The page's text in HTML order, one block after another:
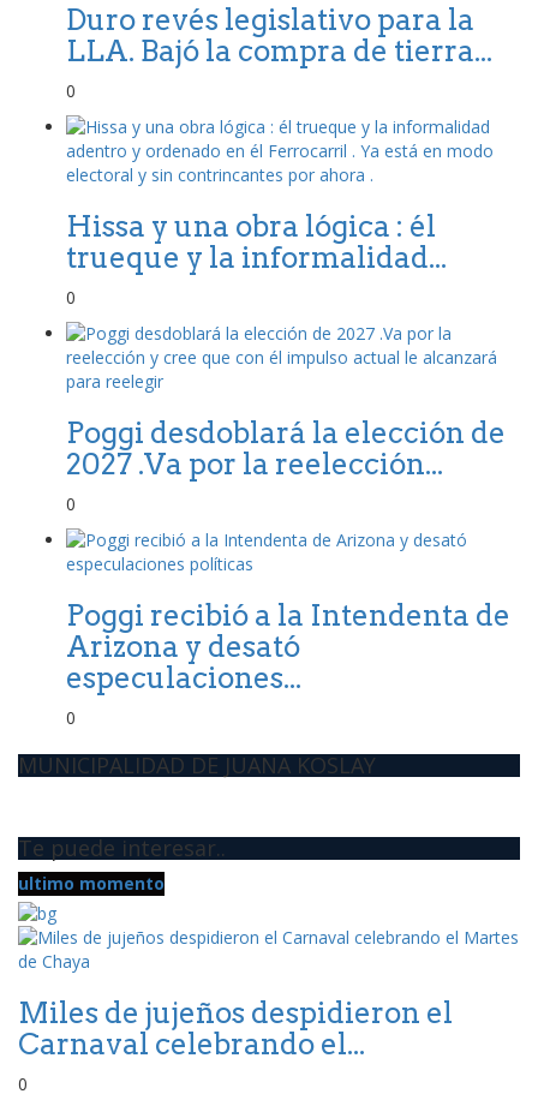
Duro revés legislativo para la
LLA. Bajó la compra de tierra...
0
Hissa y una obra lógica : él
trueque y la informalidad...
0
Poggi desdoblará la elección de
2027 .Va por la reelección...
0
Poggi recibió a la Intendenta de
Arizona y desató
especulaciones...
0
MUNICIPALIDAD DE JUANA KOSLAY
Te puede interesar..
ultimo momento
Miles de jujeños despidieron el
Carnaval celebrando el...
0